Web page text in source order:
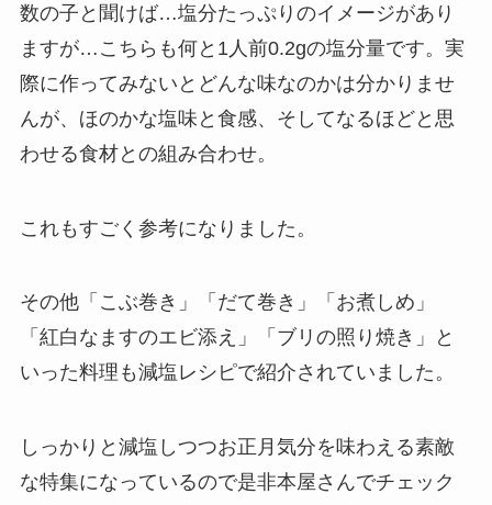
数の子と聞けば…塩分たっぷりのイメージがあり
ますが…こちらも何と1人前0.2gの塩分量です。実
際に作ってみないとどんな味なのかは分かりませ
んが、ほのかな塩味と食感、そしてなるほどと思
わせる食材との組み合わせ。
これもすごく参考になりました。
その他「こぶ巻き」「だて巻き」「お煮しめ」
「紅白なますのエビ添え」「ブリの照り焼き」と
いった料理も減塩レシピで紹介されていました。
しっかりと減塩しつつお正月気分を味わえる素敵
な特集になっているので是非本屋さんでチェック